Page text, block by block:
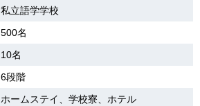
私立語学学校
500名
10名
6段階
ホームステイ、学校寮、ホテル